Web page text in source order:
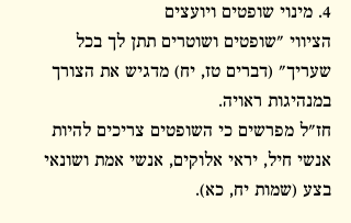
4. מינוי שופטים ויועצים
הציווי "שופטים ושוטרים תתן לך בכל
שעריך" (דברים טז, יח) מדגיש את הצורך
במנהיגות ראויה.
חז"ל מפרשים כי השופטים צריכים להיות
אנשי חיל, יראי אלוקים, אנשי אמת ושונאי
בצע (שמות יח, כא).